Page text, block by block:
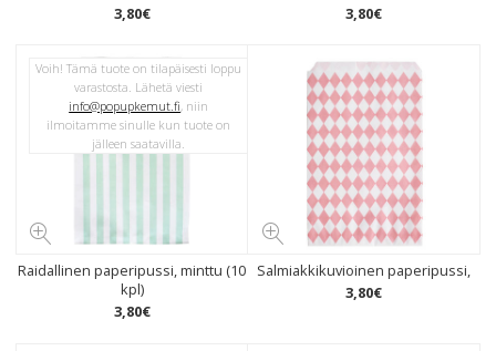
3,80€
3,80€
Raidallinen paperipussi, minttu (10
kpl)
3,80€
Voih! Tämä tuote on tilapäisesti loppu
varastosta. Lähetä viesti
info@popupkemut.fi, niin
ilmoitamme sinulle kun tuote on
jälleen saatavilla.
Salmiakkikuvioinen paperipussi,
3,80€